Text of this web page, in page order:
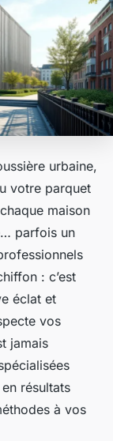
urbaine,
votre parquet
maison
parfois un
: c’est
éclat et
vos
jamais
résultats
à vos